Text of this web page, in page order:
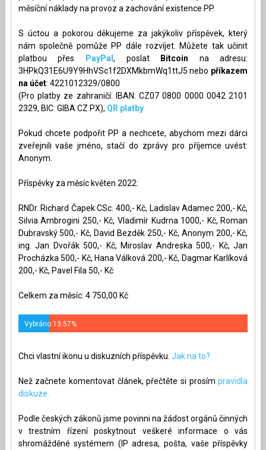
měsíční náklady na provoz a zachování existence PP.
S úctou a pokorou děkujeme za jakýkoliv příspěvek, který
nám společně pomůže PP dále rozvíjet. Můžete tak učinit
platbou přes
PayPal, poslat Bitcoin na adresu:
3HPkQ31E6U9Y9HhVSc1f2DXMkbmWq1ttJ5 nebo příkazem
na účet: 4221012329/0800
(Pro platby ze zahraničí: IBAN: CZ07 0800 0000 0042 2101
2329, BIC: GIBA CZ PX), QR platby
Pokud chcete podpořit PP a nechcete, abychom mezi dárci
zveřejnili vaše jméno, stačí do zprávy pro příjemce uvést:
Anonym.
Příspěvky za měsíc květen 2022:
RNDr. Richard Čapek CSc. 400,- Kč, Ladislav Adamec 200,- Kč,
Silvia Ambrogini 250,- Kč, Vladimír Kudrna 1000,- Kč, Roman
Dubravský 500,- Kč, David Bezděk 250,- Kč, Anonym 200,- Kč,
ing. Jan Dvořák 500,- Kč, Miroslav Andreska 500,- Kč, Jan
Procházka 500,- Kč, Hana Válková 200,- Kč, Dagmar Karlíková
200,- Kč, Pavel Fila 50,- Kč
Celkem za měsíc: 4 750,00 Kč
Vybráno 13.57%
Chci vlastní ikonu u diskuzních příspěvku. Jak na to?
Než začnete komentovat článek, přečtěte si prosímpravidla
diskuze.
Podle českých zákonů jsme povinni na žádost orgánů činných
v trestním řízení poskytnout veškeré informace o vás
shromážděné systémem (IP adresa, pošta, vaše příspěvky